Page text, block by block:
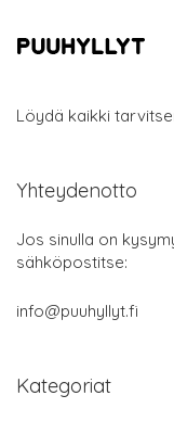
Löydä kaikki
Yhteydenotto
Jos sinulla on
sähköpostitse:
info@puuhyllyt.fi
Kategoriat